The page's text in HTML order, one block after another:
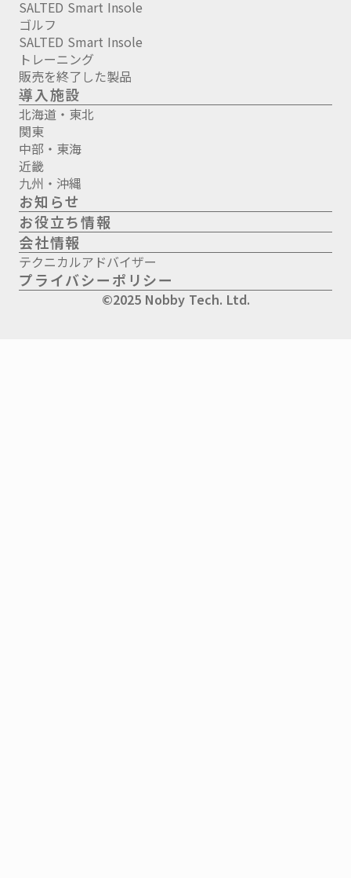
SALTED Smart Insole
ゴルフ
SALTED Smart Insole
トレーニング
販売を終了した製品
導入施設
北海道・東北
関東
中部・東海
近畿
九州・沖縄
お知らせ
お役立ち情報
会社情報
テクニカルアドバイザー
プライバシーポリシー
©2025 Nobby Tech. Ltd.